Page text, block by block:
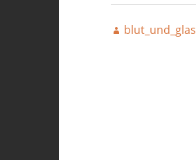
blut_und_glas